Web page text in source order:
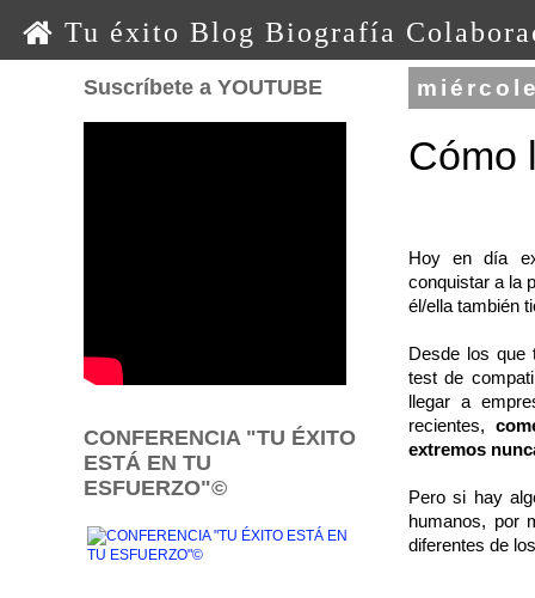
Tu éxito Blog Biografía
0 0 0 o o o
Cómo
Hoy en día
conquistar a la
él/ella también
Desde los que
test de
llegar a
recientes,
extremos
Pero si hay
humanos, por
diferentes de
Suscríbete a YOUTUBE
CONFERENCIA "TU ÉXITO
ESTÁ EN TU
ESFUERZO"©